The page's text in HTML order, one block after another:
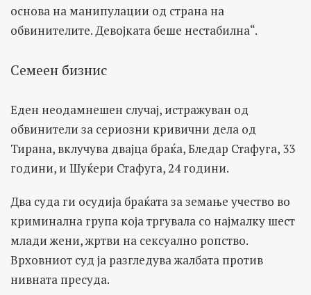
основа на манипулации од страна на
обвинителите. Девојката беше нестабилна“.
Семеен бизнис
Еден неодамнешен случај, истражуван од
обвинители за сериозни кривични дела од
Тирана, вклучува двајца браќа, Бледар Стафуга, 33
години, и Шуќери Стафуга, 24 години.
Два суда ги осудија браќата за земање учество во
криминална група која тргувала со најмалку шест
млади жени, жртви на сексуално ропство.
Врховниот суд ја разгледува жалбата против
нивната пресуда.